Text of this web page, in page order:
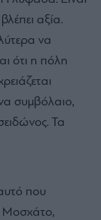
αξία.
να
ότι η πόλη
συμβόλαιο,
Τα
που
Μοσχάτο,